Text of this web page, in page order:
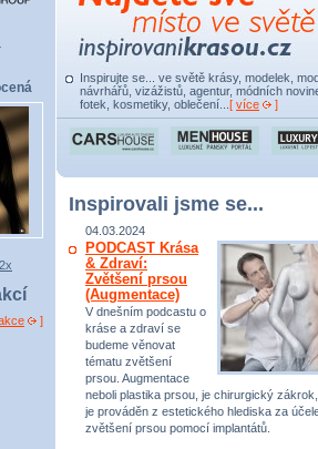
]
Inspirujte se... ve světě krásy, modelek,
návrhářů, vizážistů, agentur, módních
fotek, kosmetiky, oblečení... [ více ]
Inspirovali jsme se...
04.03.2024
PODCAST Krása
& Zdraví:
Zvětšení prsou
(Augmentace)
V dnešním podcastu o
kráse a zdraví se
budeme věnovat
tématu zvětšení
prsou. Augmentace
neboli plastika prsou, je chirurgický
je prováděn z estetického hlediska za
zvětšení prsou pomocí implantátů.